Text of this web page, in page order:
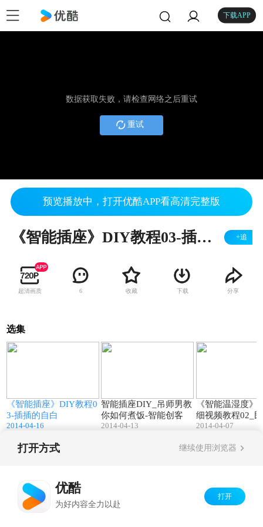
下载APP
数据获取失败，请检查网络之后重试
重试
预览播放中，打开优酷APP看高清完整版
《智能插座》DIY教程03-插插的自白 +追
超清画质 6 收藏 下载 分享
选集
《智能插座》DIY教程0
3-插插的自白
2014-04-16
智能插座DIY_吊师男教
你如何煮饭-智能创客
2014-04-13
《智能温湿度》
细视频教程02_
赶脚
2014-04-07
打开方式 继续使用浏览器
优酷
为好内容全力以赴
打开